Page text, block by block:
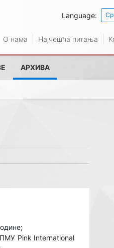
Language:
О нама Најчешћа питања
АРХИВА
Pink International